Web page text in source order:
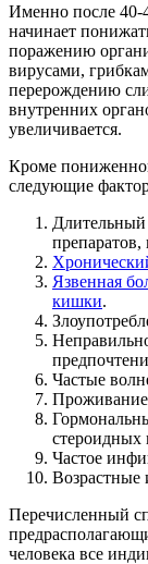
Именно после
начинает
поражению
вирусами,
перерождению
внутренних
увеличивается.
Кроме
следующие
Длительный
препаратов,
Язвенная
кишки.
Частые
стероидных
Частое
Возрастные
Перечисленный
человека все